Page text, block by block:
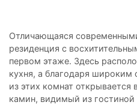
Отличающаяся
резиденция с
первом этаже. Здесь
кухня, а благодаря широким
из этих комнат открывается
камин, видимый из гостиной